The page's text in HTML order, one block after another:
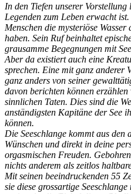
In den Tiefen unserer
Legenden zum Leben erwacht
Menschen die mysteriöse
haben. Sein Ruf beinhaltet
grausamme Begegnungen mit
Aber da existiert auch eine
sprechen. Eine mit ganz anderer
ganz anders von seiner
davon berichten können
sinnlichen Taten. Dies sind die
anständigsten Kapitäne der See
können.
Die Seeschlange kommt aus den
Wünschen und direkt in deine
orgasmischen Freuden.
nichts anderem als zeitlos
Mit seinen beeindruckenden 55
sie diese grossartige